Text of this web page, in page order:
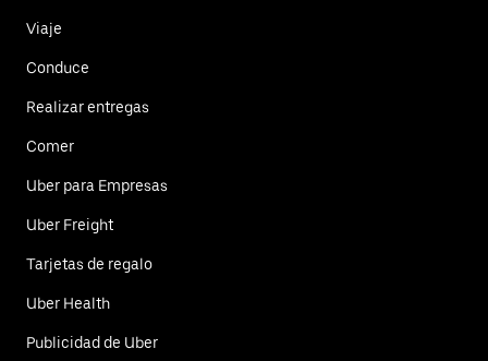
Viaje
Conduce
Realizar entregas
Comer
Uber para Empresas
Uber Freight
Tarjetas de regalo
Uber Health
Publicidad de Uber